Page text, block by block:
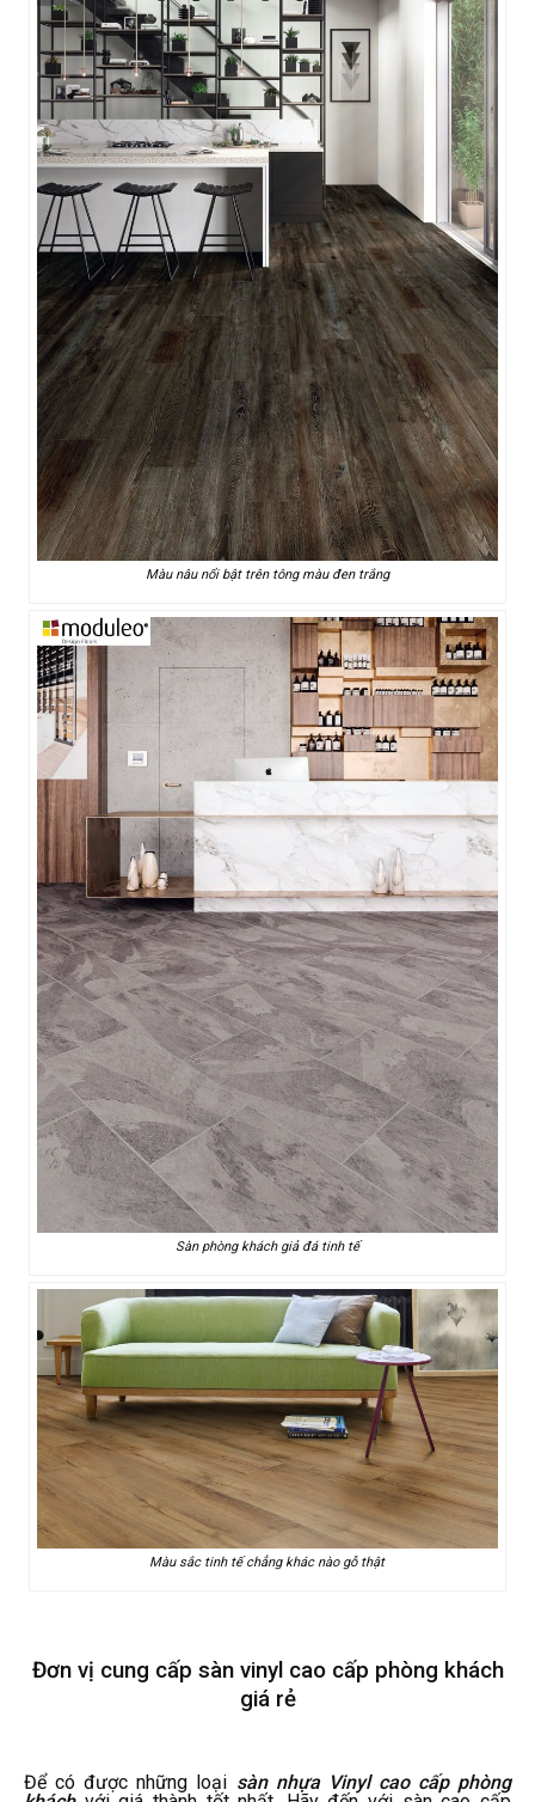
Màu nâu nổi bật trên tông màu đen trắng
Sàn phòng khách giả đá tinh tế
Màu sắc tinh tế chẳng khác nào gỗ thật
Đơn vị cung cấp sàn vinyl cao cấp phòng khách
giá rẻ
Để có được những loại sàn nhựa Vinyl cao cấp phòng